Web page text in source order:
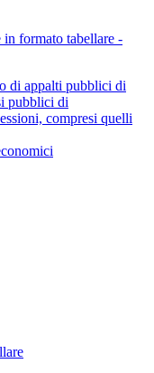
formato tabellare -
di appalti pubblici di
pubblici di
compresi quelli